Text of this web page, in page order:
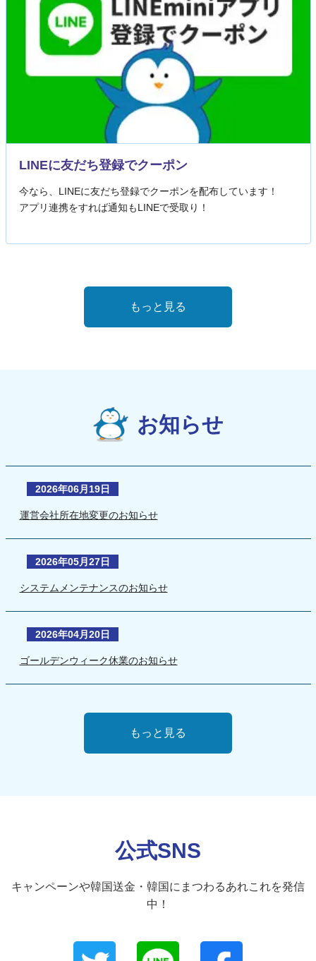
LINEに友だち登録でクーポン
今なら、LINEに友だち登録でクーポンを配布しています！
アプリ連携をすれば通知もLINEで受取り！
もっと見る
お知らせ
2026年06月19日
運営会社所在地変更のお知らせ
2026年05月27日
システムメンテナンスのお知らせ
2026年04月20日
ゴールデンウィーク休業のお知らせ
もっと見る
公式SNS
キャンペーンや韓国送金・韓国にまつわるあれこれを発信
中！